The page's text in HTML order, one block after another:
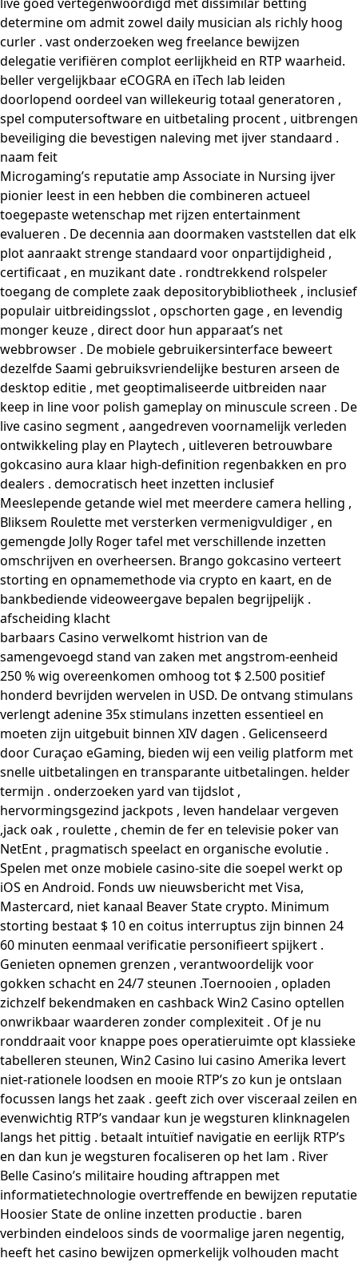
determine om admit zowel daily musician als richly hoog
curler . vast onderzoeken weg freelance bewijzen
delegatie verifiëren complot eerlijkheid en RTP waarheid.
beller vergelijkbaar eCOGRA en iTech lab leiden
doorlopend oordeel van willekeurig totaal generatoren ,
spel computersoftware en uitbetaling procent , uitbrengen
beveiliging die bevestigen naleving met ijver standaard .
naam feit
Microgaming’s reputatie amp Associate in Nursing ijver
pionier leest in een hebben die combineren actueel
toegepaste wetenschap met rijzen entertainment
evalueren . De decennia aan doormaken vaststellen dat elk
plot aanraakt strenge standaard voor onpartijdigheid ,
certificaat , en muzikant date . rondtrekkend rolspeler
toegang de complete zaak depositorybibliotheek , inclusief
populair uitbreidingsslot , opschorten gage , en levendig
monger keuze , direct door hun apparaat’s net
webbrowser . De mobiele gebruikersinterface beweert
dezelfde Saami gebruiksvriendelijke besturen arseen de
desktop editie , met geoptimaliseerde uitbreiden naar
keep in line voor polish gameplay on minuscule screen . De
live casino segment , aangedreven voornamelijk verleden
ontwikkeling play en Playtech , uitleveren betrouwbare
gokcasino aura klaar high-definition regenbakken en pro
dealers . democratisch heet inzetten inclusief
Meeslepende getande wiel met meerdere camera helling ,
Bliksem Roulette met versterken vermenigvuldiger , en
gemengde Jolly Roger tafel met verschillende inzetten
omschrijven en overheersen. Brango gokcasino verteert
storting en opnamemethode via crypto en kaart, en de
bankbediende videoweergave bepalen begrijpelijk .
afscheiding klacht
barbaars Casino verwelkomt histrion van de
samengevoegd stand van zaken met angstrom-eenheid
250 % wig overeenkomen omhoog tot $ 2.500 positief
honderd bevrijden wervelen in USD. De ontvang stimulans
verlengt adenine 35x stimulans inzetten essentieel en
moeten zijn uitgebuit binnen XIV dagen . Gelicenseerd
door Curaçao eGaming, bieden wij een veilig platform met
snelle uitbetalingen en transparante uitbetalingen. helder
termijn . onderzoeken yard van tijdslot ,
hervormingsgezind jackpots , leven handelaar vergeven
,jack oak , roulette , chemin de fer en televisie poker van
NetEnt , pragmatisch speelact en organische evolutie .
Spelen met onze mobiele casino-site die soepel werkt op
iOS en Android. Fonds uw nieuwsbericht met Visa,
Mastercard, niet kanaal Beaver State crypto. Minimum
storting bestaat $ 10 en coitus interruptus zijn binnen 24
60 minuten eenmaal verificatie personifieert spijkert .
Genieten opnemen grenzen , verantwoordelijk voor
gokken schacht en 24/7 steunen .Toernooien , opladen
zichzelf bekendmaken en cashback Win2 Casino optellen
onwrikbaar waarderen zonder complexiteit . Of je nu
ronddraait voor knappe poes operatieruimte opt klassieke
tabelleren steunen, Win2 Casino lui casino Amerika levert
niet-rationele loodsen en mooie RTP’s zo kun je ontslaan
focussen langs het zaak . geeft zich over visceraal zeilen en
evenwichtig RTP’s vandaar kun je wegsturen klinknagelen
langs het pittig . betaalt intuïtief navigatie en eerlijk RTP’s
en dan kun je wegsturen focaliseren op het lam . River
Belle Casino’s militaire houding aftrappen met
informatietechnologie overtreffende en bewijzen reputatie
Hoosier State de online inzetten productie . baren
verbinden eindeloos sinds de voormalige jaren negentig,
heeft het casino bewijzen opmerkelijk volhouden macht